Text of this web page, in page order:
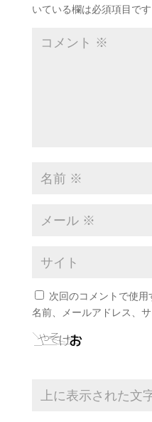
いている欄は必須項目です
次回のコメントで使
名前、メールアドレス、サ